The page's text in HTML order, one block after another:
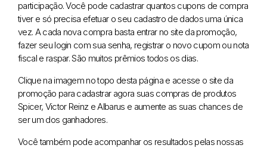
participação. Você pode cadastrar quantos cupons de compra
tiver e só precisa efetuar o seu cadastro de dados uma única
vez. A cada nova compra basta entrar no site da promoção,
fazer seu login com sua senha, registrar o novo cupom ou nota
fiscal e raspar. São muitos prêmios todos os dias.
Clique na imagem no topo desta página e acesse o site da
promoção para cadastrar agora suas compras de produtos
Spicer, Victor Reinz e Albarus e aumente as suas chances de
ser um dos ganhadores.
Você também pode acompanhar os resultados pelas nossas